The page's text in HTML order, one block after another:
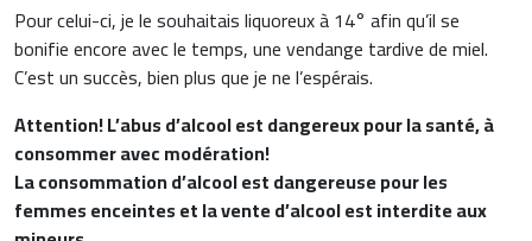
Pour celui-ci, je le souhaitais liquoreux à 14° afin qu’il se
bonifie encore avec le temps, une vendange tardive de miel.
C’est un succès, bien plus que je ne l’espérais.
Attention! L’abus d’alcool est dangereux pour la santé, à
consommer avec modération!
La consommation d’alcool est dangereuse pour les
femmes enceintes et la vente d’alcool est interdite aux